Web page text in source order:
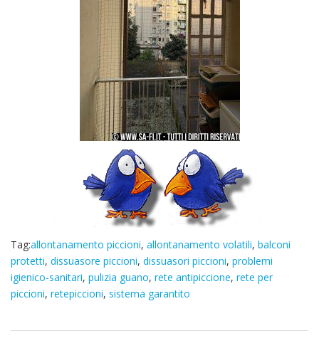
Tag:allontanamento piccioni, allontanamento volatili, balconi
protetti, dissuasore piccioni, dissuasori piccioni, problemi
igienico-sanitari, pulizia guano, rete antipiccione, rete per
piccioni, retepiccioni, sistema garantito